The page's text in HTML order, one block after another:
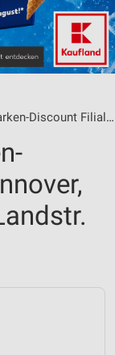
Discount Filialen